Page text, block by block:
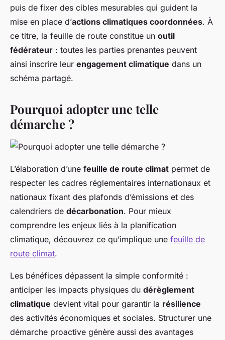
puis de fixer des cibles mesurables qui guident la
mise en place d’actions climatiques coordonnées. À
ce titre, la feuille de route constitue un outil
fédérateur : toutes les parties prenantes peuvent
ainsi inscrire leur engagement climatique dans un
schéma partagé.
Pourquoi adopter une telle
démarche ?
L’élaboration d’une feuille de route climat permet de
respecter les cadres réglementaires internationaux et
nationaux fixant des plafonds d’émissions et des
calendriers de décarbonation. Pour mieux
comprendre les enjeux liés à la planification
climatique, découvrez ce qu’implique une feuille de
route climat.
Les bénéfices dépassent la simple conformité :
anticiper les impacts physiques du dérèglement
climatique devient vital pour garantir la résilience
des activités économiques et sociales. Structurer une
démarche proactive génère aussi des avantages